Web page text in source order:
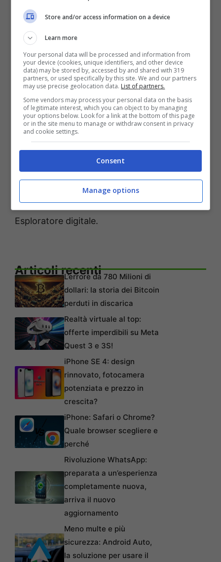
Wailon Lodge si unisce a Memento Miglio e
Baia Acquescure come una delle tante
location giocabili in
Two Point Museum,
l’imminente e innovativo simulatore
gestionale in cui i giocatori possono
progettare il museo dei loro sogni, curare
reperti affascinanti e supervisionare ogni
aspetto dell’esperienze dei loro visitatori.
Two Point Museumsarà disponibile su PC,
PS5 e Xbox Series X|S dal4 marzo 2025, con
accesso anticipato disponibile dal
febbraioper chi prenota l’Edizione
Esploratore digitale.
Articoli recentiL’errore da 780 Milioni di
dollari: la storia dei Bitcoin
perduti in discarica
Realtà virtuale al top:
offerte imperdibili su Meta
Quest 3 e 3S!
iPhone SE 4: design
rinnovato, fotocamera
potenziata e prezzo in
crescita?
iPhone: Safari o Chrome?
Quale browser scegliere e
perché
Rivoluzione WhatsApp:
preparata a un’esperienza
completamente nuova,
arriva il nuovo
aggiornamento
Meno multe e più
sicurezza: Android Auto,
la soluzione per usare il
Store and/or access information on a device
Learn more
Your personal data will be processed and information from
your device (cookies, unique identifiers, and other device
data) may be stored by, accessed by and shared with 319
partners, or used specifically by this site. We and our partners
may use precise geolocation data. List of partners.
Some vendors may process your personal data on the basis
of legitimate interest, which you can object to by managing
your options below. Look for a link at the bottom of this page
or in the site menu to manage or withdraw consent in privacy
and cookie settings.
Consent
Manage options